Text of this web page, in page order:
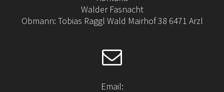
Walder Fasnacht
Obmann: Tobias Raggl Wald Mairhof 38 6471 Arzl
Email: